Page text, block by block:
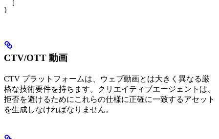
}
CTV/OTT 動画
CTV プラットフォームは、ウェブ動画とは大きく異なる厳
格な技術要件を持ちます。クリエイティブエージェントは、
拒否を避けるためにこれらの仕様に正確に一致するアセット
を生成しなければなりません。